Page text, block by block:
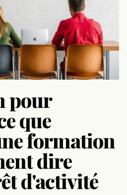
pour
que
formation
dire
d'activité